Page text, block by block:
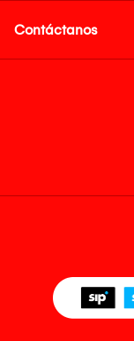
Contáctanos